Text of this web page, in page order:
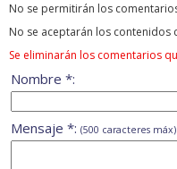
No se permitirán los
No se aceptarán los
Se eliminarán los comentarios
Nombre *:
Mensaje *: (500 caracteres máx)